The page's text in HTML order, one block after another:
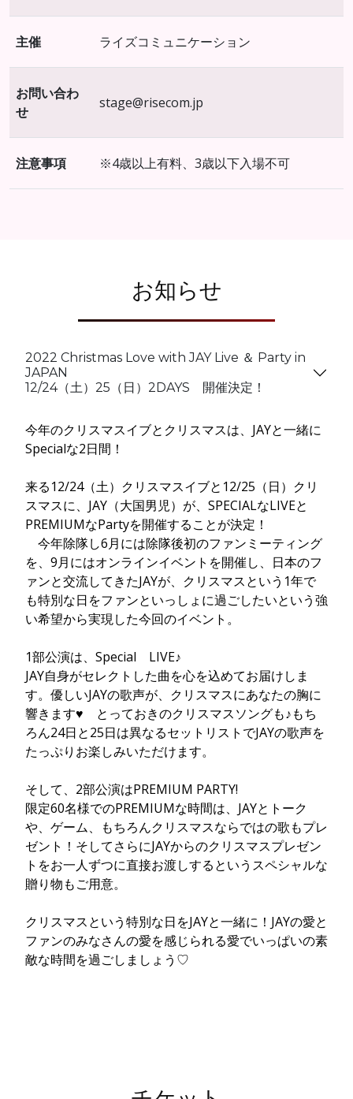
主催 ライズコミュニケーション
お問い合わ
せ
stage@risecom.jp
注意事項 ※4歳以上有料、3歳以下入場不可
お知らせ
2022 Christmas Love with JAY Live ＆ Party in
JAPAN
12/24（土）25（日）2DAYS 開催決定！
今年のクリスマスイブとクリスマスは、JAYと一緒に
Specialな2日間！
来る12/24（土）クリスマスイブと12/25（日）クリ
スマスに、JAY（大国男児）が、SPECIALなLIVEと
PREMIUMなPartyを開催することが決定！
今年除隊し6月には除隊後初のファンミーティング
を、9月にはオンラインイベントを開催し、日本のフ
ァンと交流してきたJAYが、クリスマスという1年で
も特別な日をファンといっしょに過ごしたいという強
い希望から実現した今回のイベント。
1部公演は、Special LIVE♪
JAY自身がセレクトした曲を心を込めてお届けしま
す。優しいJAYの歌声が、クリスマスにあなたの胸に
響きます♥ とっておきのクリスマスソングも♪もち
ろん24日と25日は異なるセットリストでJAYの歌声を
たっぷりお楽しみいただけます。
そして、2部公演はPREMIUM PARTY!
限定60名様でのPREMIUMな時間は、JAYとトーク
や、ゲーム、もちろんクリスマスならではの歌もプレ
ゼント！そしてさらにJAYからのクリスマスプレゼン
トをお一人ずつに直接お渡しするというスペシャルな
贈り物もご用意。
クリスマスという特別な日をJAYと一緒に！JAYの愛と
ファンのみなさんの愛を感じられる愛でいっぱいの素
敵な時間を過ごしましょう♡